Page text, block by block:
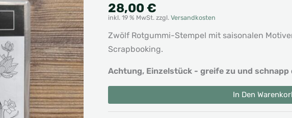
28,00 €
inkl. 19 % MwSt. zzgl. Versandkosten
Zwölf Rotgummi-Stempel mit saisonalen
Scrapbooking.
Achtung, Einzelstück - greife zu und schnapp
Stempelset
Every
In Den
Alternative: